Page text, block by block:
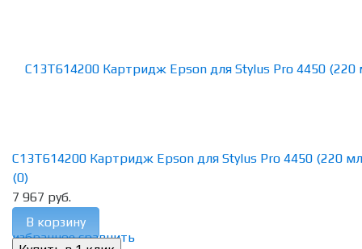
избранное сравнить
C13T614200 Картридж Epson для Stylus Pro 4450 (220
(0)
7 967 руб.
В корзину